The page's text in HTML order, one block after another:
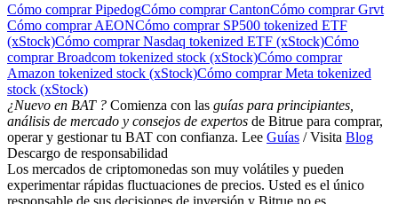
Cómo comprar PipedogCómo comprar CantonCómo comprar Grvt
Cómo comprar AEONCómo comprar SP500 tokenized ETF
(xStock)Cómo comprar Nasdaq tokenized ETF (xStock)Cómo
comprar Broadcom tokenized stock (xStock)Cómo comprar
Amazon tokenized stock (xStock)Cómo comprar Meta tokenized
stock (xStock)
¿Nuevo en BAT ? Comienza con las guías para principiantes,
análisis de mercado y consejos de expertos de Bitrue para comprar,
operar y gestionar tu BAT con confianza. Lee Guías / Visita Blog
Descargo de responsabilidad
Los mercados de criptomonedas son muy volátiles y pueden
experimentar rápidas fluctuaciones de precios. Usted es el único
responsable de sus decisiones de inversión y Bitrue no es